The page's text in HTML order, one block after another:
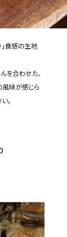
食感の生地
を合わせた、
風味が感じら
。